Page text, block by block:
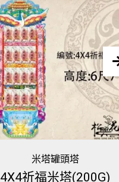
全館商品免運費
伯郎咖啡-1對2個-罐頭